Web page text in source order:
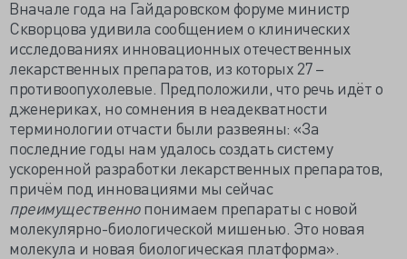
Вначале года на Гайдаровском форуме министр
Скворцова удивила сообщением о клинических
исследованиях инновационных отечественных
лекарственных препаратов, из которых 27 –
противоопухолевые. Предположили, что речь идёт о
дженериках, но сомнения в неадекватности
терминологии отчасти были развеяны: «За
последние годы нам удалось создать систему
ускоренной разработки лекарственных препаратов,
причём под инновациями мы сейчас
преимущественнопонимаем препараты с новой
молекулярно-биологической мишенью. Это новая
молекула и новая биологическая платформа».